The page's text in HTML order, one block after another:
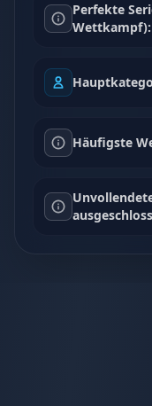
Perfekte
Wettkampf):
Häufigste